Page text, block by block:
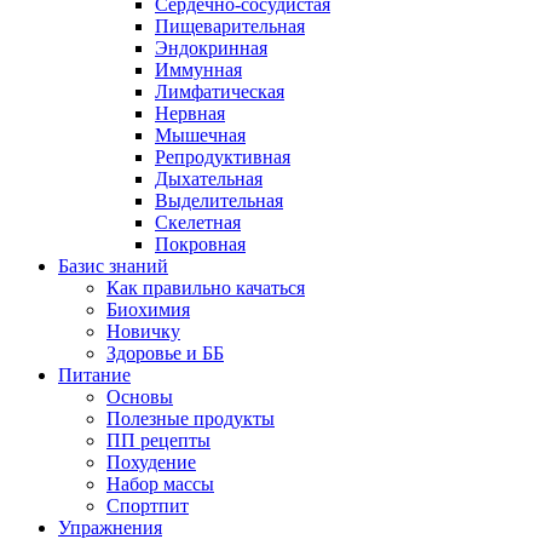
Сердечно-сосудистая
Пищеварительная
Эндокринная
Иммунная
Лимфатическая
Нервная
Мышечная
Репродуктивная
Дыхательная
Выделительная
Скелетная
Покровная
Базис знаний
Как правильно качаться
Биохимия
Новичку
Здоровье и ББ
Питание
Основы
Полезные продукты
ПП рецепты
Похудение
Набор массы
Спортпит
Упражнения